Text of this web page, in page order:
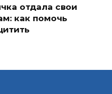
отдала свои
как помочь